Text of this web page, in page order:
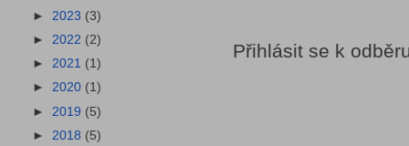
Přihlásit se k
► 2023 (3)
► 2022 (2)
► 2021 (1)
► 2020 (1)
► 2019 (5)
► 2018 (5)